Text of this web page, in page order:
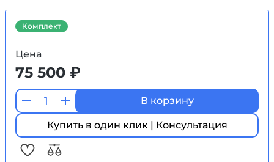
Комплект
Цена
75 500 ₽
В корзину
Купить в один клик | Консультация